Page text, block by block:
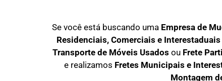
Se você está buscando uma Empresa de
Residenciais, Comerciais e Interestaduais
Transporte de Móveis Usados ou Frete
e realizamos Fretes Municipais e
Montagem